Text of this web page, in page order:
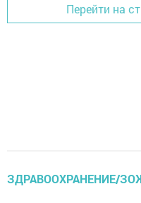
Перейти на
ЗДРАВООХРАНЕНИЕ/